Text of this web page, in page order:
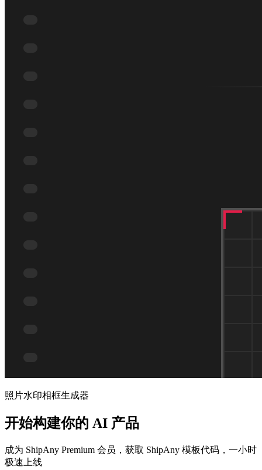
照片水印相框生成器
开始构建你的 AI 产品
成为 ShipAny Premium 会员，获取 ShipAny 模板代码，一小时
极速上线